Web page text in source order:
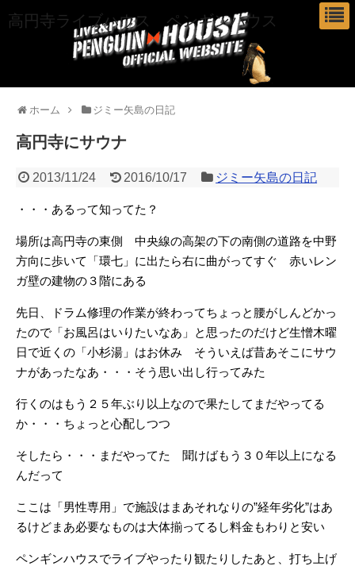
高円寺ライブハウス ペンギンハウス
ホーム ジミー矢島の日記
高円寺にサウナ
2013/11/24 2016/10/17 ジミー矢島の日記
・・・あるって知ってた？
場所は高円寺の東側 中央線の高架の下の南側の道路を中野
方向に歩いて「環七」に出たら右に曲がってすぐ 赤いレン
ガ壁の建物の３階にある
先日、ドラム修理の作業が終わってちょっと腰がしんどかっ
たので「お風呂はいりたいなあ」と思ったのだけど生憎木曜
日で近くの「小杉湯」はお休み そういえば昔あそこにサウ
ナがあったなあ・・・そう思い出し行ってみた
行くのはもう２５年ぶり以上なので果たしてまだやってる
か・・・ちょっと心配しつつ
そしたら・・・まだやってた 聞けばもう３０年以上になる
んだって
ここは「男性専用」で施設はまあそれなりの”経年劣化”はあ
るけどまあ必要なものは大体揃ってる し料金もわりと安い
ペンギンハウスでライブやったり観たりしたあと、打ち上げ